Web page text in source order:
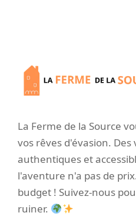
La Ferme de la Source
vos rêves d'évasion.
authentiques et
l'aventure n'a pas de
budget ! Suivez-nous
ruiner.